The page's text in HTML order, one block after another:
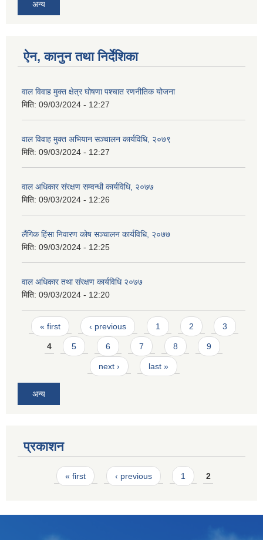
अन्य
ऐन, कानुन तथा निर्देशिका
वाल विवाह मुक्त क्षेत्र घोषणा पश्चात रणनीतिक योजना
मिति: 09/03/2024 - 12:27
वाल विवाह मुक्त अभियान सञ्चालन कार्यविधि, २०७९
मिति: 09/03/2024 - 12:27
वाल अधिकार संरक्षण सम्वन्धी कार्यविधि, २०७७
मिति: 09/03/2024 - 12:26
लैंगिक हिंसा निवारण कोष सञ्चालन कार्यविधि, २०७७
मिति: 09/03/2024 - 12:25
वाल अधिकार तथा संरक्षण कार्यविधि २०७७
मिति: 09/03/2024 - 12:20
Pages
« first ‹ previous 1 2 3
4 5 6 7 8 9
next › last »
अन्य
प्रकाशन
Pages« first ‹ previous 1 2